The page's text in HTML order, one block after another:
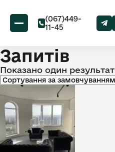
(067)449-
11-45
Запитів
Показано один результат